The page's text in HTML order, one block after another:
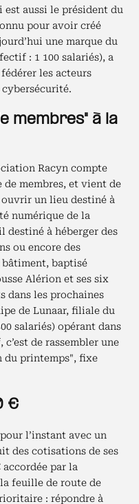
est aussi le président du
pour avoir créé
une marque du
: 1 100 salariés), a
les acteurs
cybersécurité.
membres" à la
Racyn compte
membres, et vient de
un lieu destiné à
numérique de la
destiné à héberger des
ou encore des
bâtiment, baptisé
Alérion et ses six
dans les prochaines
de Lunaar, filiale du
salariés) opérant dans
de rassembler une
du printemps", fixe
€
l’instant avec un
des cotisations de ses
accordée par la
feuille de route de
: répondre à